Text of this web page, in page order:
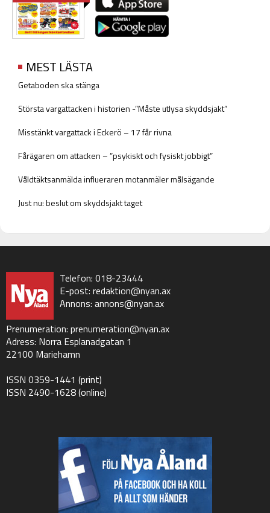
MEST LÄSTA
Getaboden ska stänga
Största vargattacken i historien -”Måste utlysa skyddsjakt”
Misstänkt vargattack i Eckerö – 17 får rivna
Fårägaren om attacken – ”psykiskt och fysiskt jobbigt”
Våldtäktsanmälda influeraren motanmäler målsägande
Just nu: beslut om skyddsjakt taget
Telefon: 018-23444
E-post: redaktion@nyan.ax
Annons: annons@nyan.ax
Prenumeration: prenumeration@nyan.ax
Adress: Norra Esplanadgatan 1
22100 Mariehamn
ISSN 0359-1441 (print)
ISSN 2490-1628 (online)